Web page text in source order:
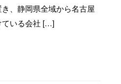
、静岡県全域から名古屋
ている会社 […]